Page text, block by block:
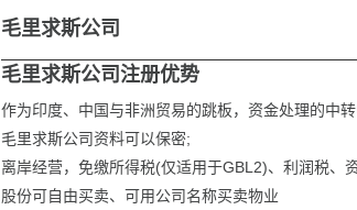
毛里求斯公司
毛里求斯公司注册优势
作为印度、中国与非洲贸易的跳板，资金处理的中
毛里求斯公司资料可以保密;
离岸经营，免缴所得税(仅适用于GBL2)、利润税、
股份可自由买卖、可用公司名称买卖物业